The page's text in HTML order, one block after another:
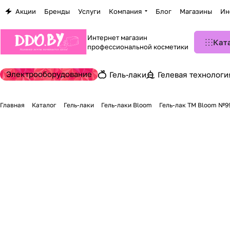
Акции Бренды Услуги Компания Блог Магазины
Интернет магазин
профессиональной косметики
Электрооборудование Гель-лаки Гелевая
Главная Каталог Гель-лаки Гель-лаки Bloom Гель-лак TM Bloom